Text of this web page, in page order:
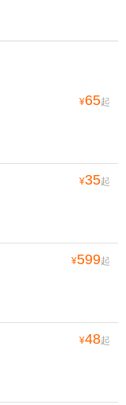
¥65起
¥35起
¥599起
¥48起